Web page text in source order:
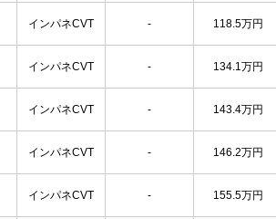
インパネCVT - 118.5万円
インパネCVT - 134.1万円
インパネCVT - 143.4万円
インパネCVT - 146.2万円
インパネCVT - 155.5万円